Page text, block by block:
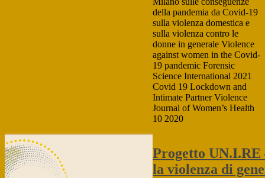
della pandemia da Covid-19
sulla violenza domestica e
sulla violenza contro le
donne in generale Violence
against women in the Covid-
19 pandemic Forensic
Science International 2021
Covid 19 Lockdown and
Intimate Partner Violence
Journal of Women’s Health
10 2020
Progetto
la violenza di